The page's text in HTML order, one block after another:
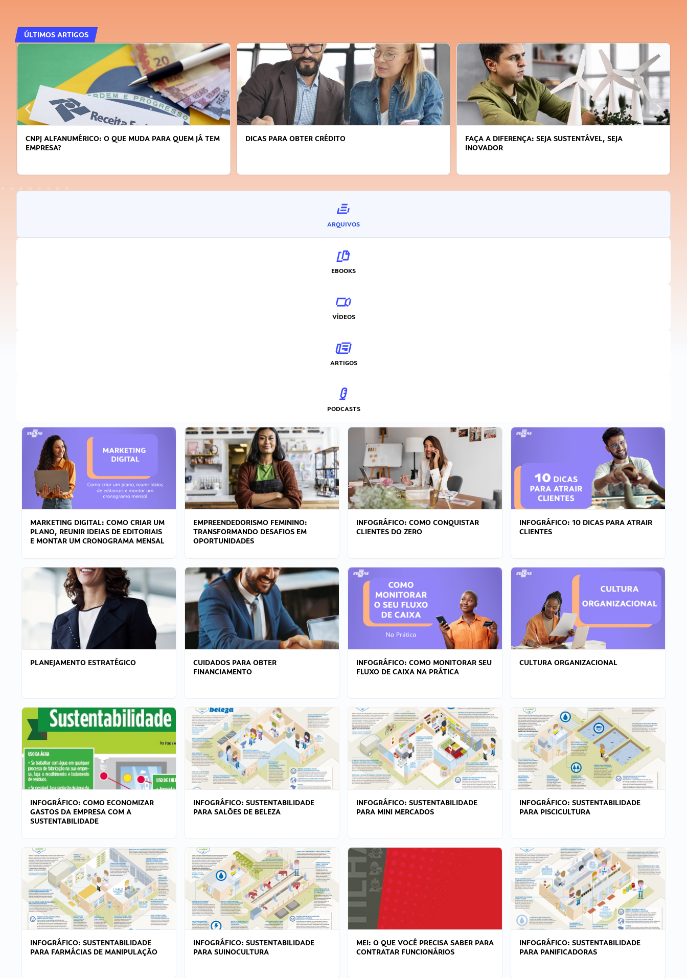
ÚLTIMOS ARTIGOS
CNPJ ALFANUMÉRICO: O QUE MUDA PARA QUEM JÁ TEM
EMPRESA?
DICAS PARA OBTER CRÉDITO
FAÇA A DIFERENÇA: SEJA SUSTENTÁVEL, SEJA
INOVADOR
ARQUIVOS
EBOOKS
VÍDEOS
ARTIGOS
PODCASTS
MARKETING DIGITAL: COMO CRIAR UM
PLANO, REUNIR IDEIAS DE EDITORIAIS
E MONTAR UM CRONOGRAMA MENSAL
EMPREENDEDORISMO FEMININO:
TRANSFORMANDO DESAFIOS EM
OPORTUNIDADES
INFOGRÁFICO: COMO CONQUISTAR
CLIENTES DO ZERO
INFOGRÁFICO: 10 DICAS PARA ATRAIR
CLIENTES
PLANEJAMENTO ESTRATÉGICO
CUIDADOS PARA OBTER
FINANCIAMENTO
INFOGRÁFICO: COMO MONITORAR SEU
FLUXO DE CAIXA NA PRÁTICA
CULTURA ORGANIZACIONAL
INFOGRÁFICO: COMO ECONOMIZAR
GASTOS DA EMPRESA COM A
SUSTENTABILIDADE
INFOGRÁFICO: SUSTENTABILIDADE
PARA SALÕES DE BELEZA
INFOGRÁFICO: SUSTENTABILIDADE
PARA MINI MERCADOS
INFOGRÁFICO: SUSTENTABILIDADE
PARA PISCICULTURA
INFOGRÁFICO: SUSTENTABILIDADE
PARA FARMÁCIAS DE MANIPULAÇÃO
INFOGRÁFICO: SUSTENTABILIDADE
PARA SUINOCULTURA
MEI: O QUE VOCÊ PRECISA SABER PARA
CONTRATAR FUNCIONÁRIOS
INFOGRÁFICO: SUSTENTABILIDADE
PARA PANIFICADORAS